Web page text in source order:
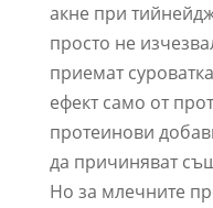
акне при
просто не
приемат
ефект само от
протеинови
да причиняват
Но за млечните